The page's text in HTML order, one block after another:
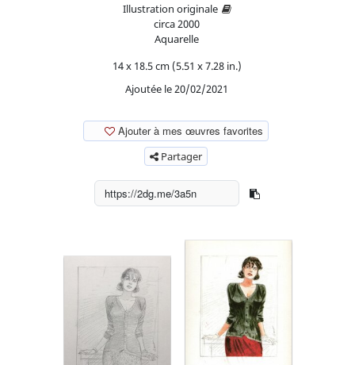
Illustration originale
circa 2000
Aquarelle
14 x 18.5 cm (5.51 x 7.28 in.)
Ajoutée le 20/02/2021
Ajouter à mes œuvres favorites
Partager